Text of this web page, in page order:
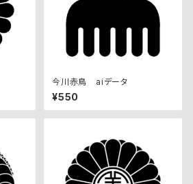
今川赤鳥 aiデータ
¥550